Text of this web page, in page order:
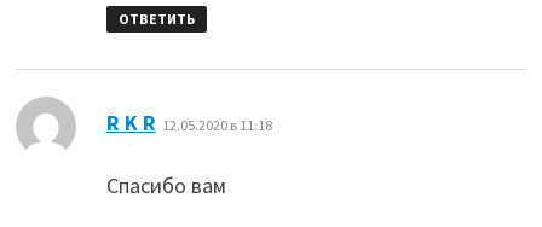
ОТВЕТИТЬ
R K R 12.05.2020 в 11:18
Спасибо вам